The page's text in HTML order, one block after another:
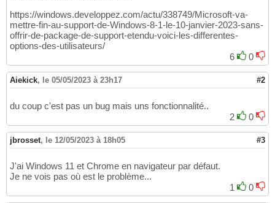
https://windows.developpez.com/actu/338749/Microsoft-va-
mettre-fin-au-support-de-Windows-8-1-le-10-janvier-2023-sans-
offrir-de-package-de-support-etendu-voici-les-differentes-
options-des-utilisateurs/
6
0
Aiekick, le 05/05/2023 à 23h17 #2
du coup c'est pas un bug mais uns fonctionnalité..
2
0
jbrosset, le 12/05/2023 à 18h05 #3
J'ai Windows 11 et Chrome en navigateur par défaut.
Je ne vois pas où est le problème...
1
0